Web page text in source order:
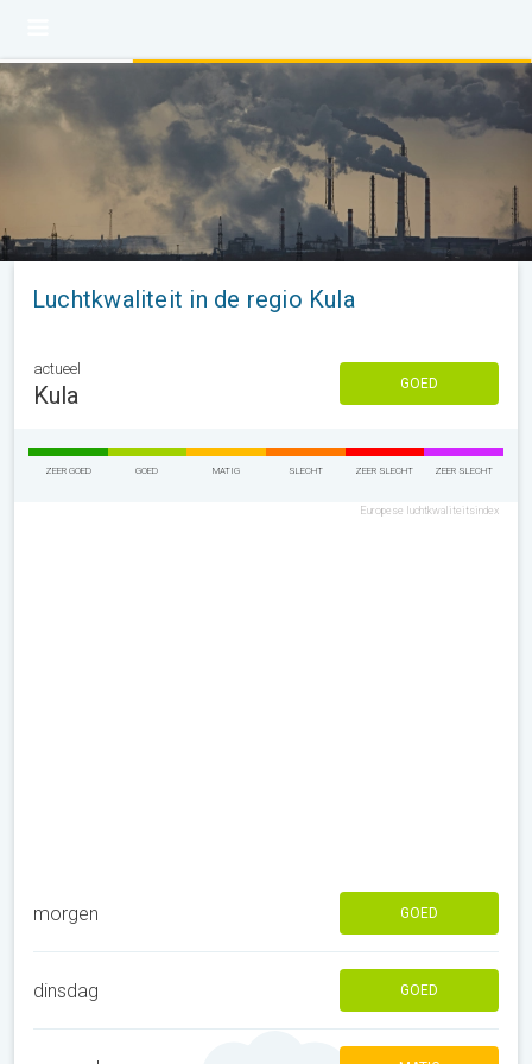
Luchtkwaliteit in de regio Kula
actueel
Kula GOED
ZEER GOED GOED MATIG SLECHT ZEER SLECHT ZEER SLECHT
Europese luchtkwaliteitsindex
morgen GOED
dinsdag GOED